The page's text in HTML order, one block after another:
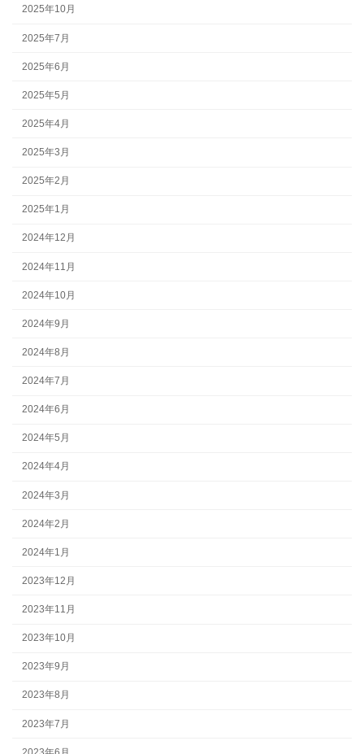
2025年10月
2025年7月
2025年6月
2025年5月
2025年4月
2025年3月
2025年2月
2025年1月
2024年12月
2024年11月
2024年10月
2024年9月
2024年8月
2024年7月
2024年6月
2024年5月
2024年4月
2024年3月
2024年2月
2024年1月
2023年12月
2023年11月
2023年10月
2023年9月
2023年8月
2023年7月